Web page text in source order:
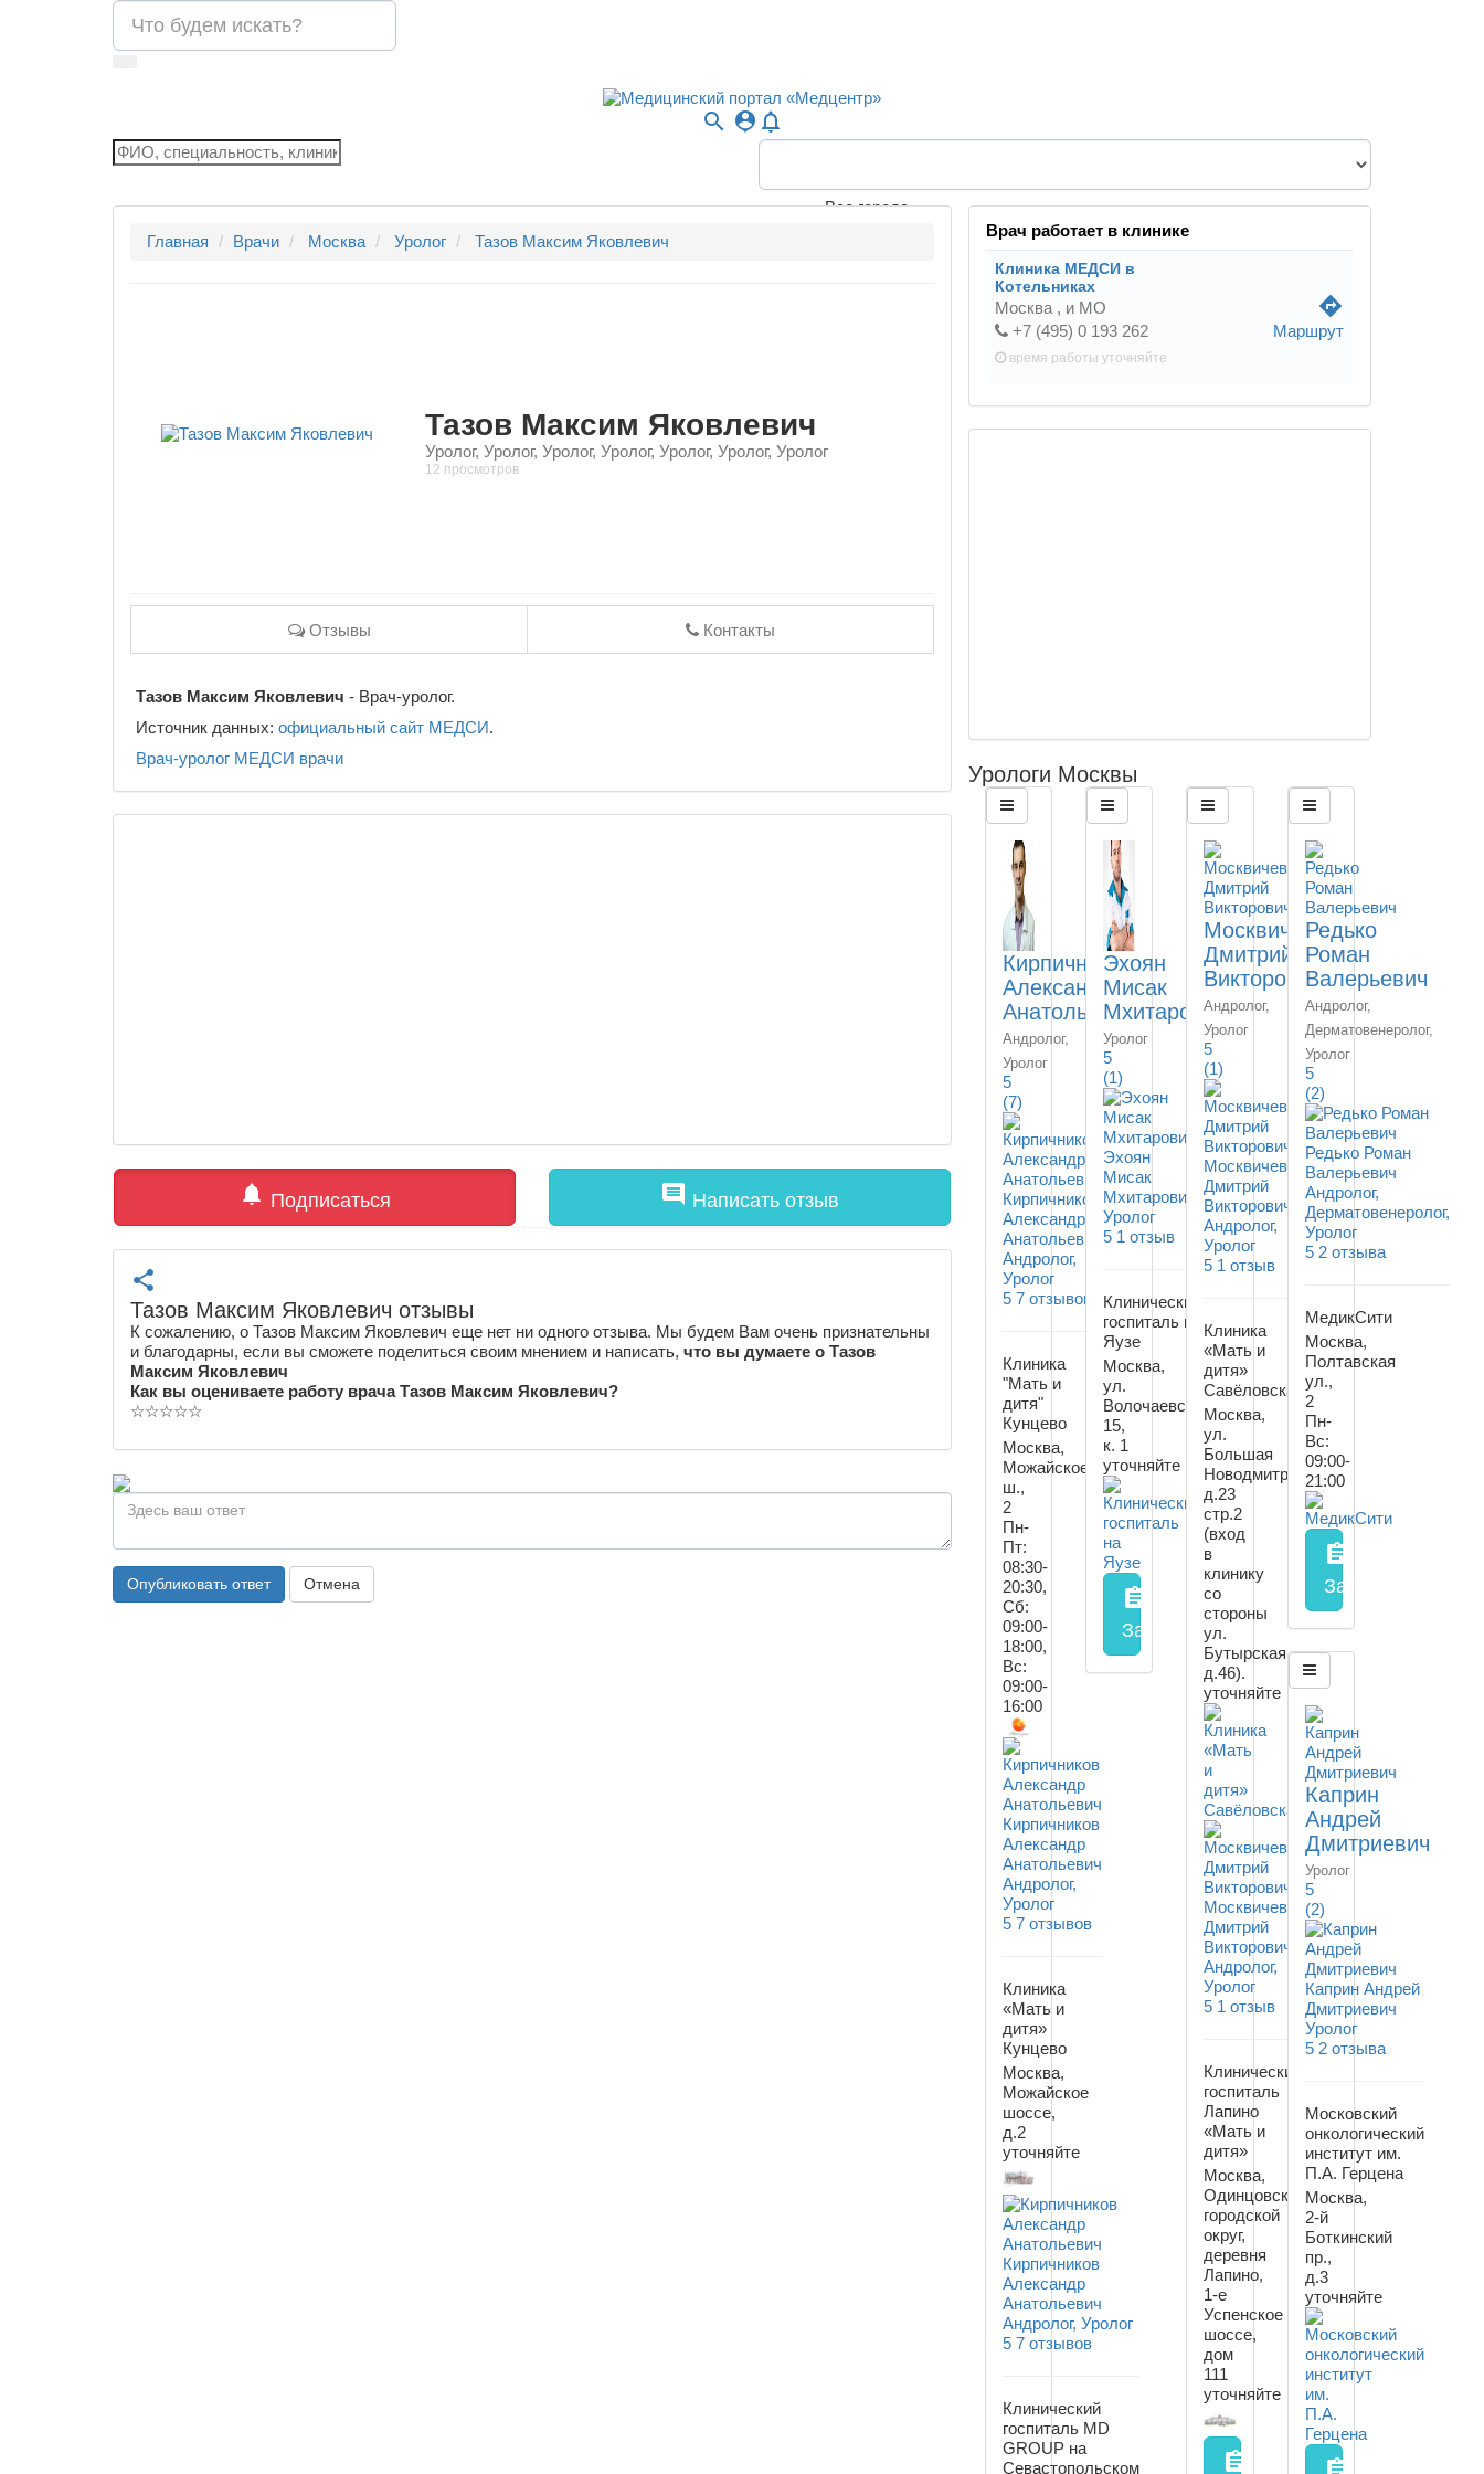
search person_pin notifications_none
Все города
Главная
Врачи Москва Уролог Тазов Максим Яковлевич
Тазов Максим Яковлевич
Уролог, Уролог, Уролог, Уролог, Уролог, Уролог, Уролог
12 просмотров
Отзывы Контакты
Тазов Максим Яковлевич - Врач-уролог.
Источник данных: официальный сайт МЕДСИ.
Врач-уролог МЕДСИ врачи
notifications Подписаться comment Написать отзыв
share
Тазов Максим Яковлевич отзывы
К сожалению, о Тазов Максим Яковлевич еще нет ни одного отзыва. Мы будем Вам очень признательны
и благодарны, если вы сможете поделиться своим мнением и написать, что вы думаете о Тазов
Максим Яковлевич
Как вы оцениваете работу врача Тазов Максим Яковлевич?
☆☆☆☆☆
Опубликовать ответ Отмена
Врач работает в клинике
Клиника МЕДСИ в
Котельниках
Москва , и МО
+7 (495) 0 193 262
время работы уточняйте
directions
Маршрут
Урологи Москвы
Кирпичников
Александр
Анатольевич
Андролог,
Уролог
5
(7)
Кирпичников
Александр
Анатольевич
Андролог,
Уролог
5 7 отзывов
Клиника
"Мать и
дитя"
Кунцево
Москва,
Можайское
ш.,
2
Пн-
Пт:
08:30-
20:30,
Сб:
09:00-
18:00,
Вс:
09:00-
16:00
Кирпичников
Александр
Анатольевич
Андролог,
Уролог
5 7 отзывов
Клиника
«Мать и
дитя»
Кунцево
Москва,
Можайское
шоссе,
д.2
уточняйте
Кирпичников
Александр
Анатольевич
Андролог, Уролог
5 7 отзывов
Клинический
госпиталь MD
GROUP на
Севастопольском
Эхоян
Мисак
Мхитарович
Уролог
5
(1)
Эхоян
Мисак
Мхитарович
Уролог
5 1 отзыв
Клинический
госпиталь на
Яузе
Москва,
ул.
Волочаевская,
15,
к. 1
уточняйте
assignment
Запись на прием заполнить форму
Москвичев
Дмитрий
Викторович
Андролог,
Уролог
5
(1)
Москвичев
Дмитрий
Викторович
Андролог,
Уролог
5 1 отзыв
Клиника
«Мать и
дитя»
Савёловская
Москва,
ул.
Большая
Новодмитровская,
д.23
стр.2
(вход
в
клинику
со
стороны
ул.
Бутырская,
д.46).
уточняйте
Москвичев
Дмитрий
Викторович
Андролог,
Уролог
5 1 отзыв
Клинический
госпиталь
Лапино
«Мать и
дитя»
Москва,
Одинцовский
городской
округ,
деревня
Лапино,
1-е
Успенское
шоссе,
дом
111
уточняйте
assignment
Редько
Роман
Валерьевич
Андролог,
Дерматовенеролог,
Уролог
5
(2)
Редько Роман
Валерьевич
Андролог,
Дерматовенеролог,
Уролог
5 2 отзыва
МедикСити
Москва,
Полтавская
ул.,
2
Пн-
Вс:
09:00-
21:00
assignment
Запись на прием
Каприн
Андрей
Дмитриевич
Уролог
5
(2)
Каприн Андрей
Дмитриевич
Уролог
5 2 отзыва
Московский
онкологический
институт им.
П.А. Герцена
Москва,
2-й
Боткинский
пр.,
д.3
уточняйте